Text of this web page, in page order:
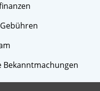
Bekanntmachungen